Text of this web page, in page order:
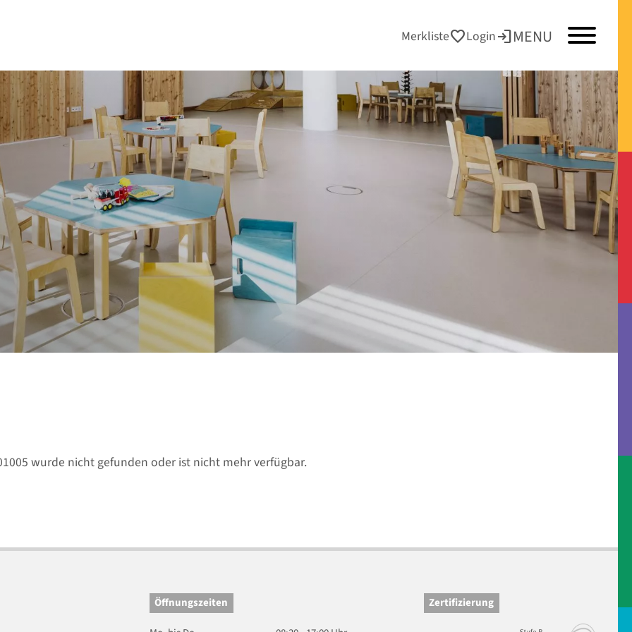
MerklistefavoriteLoginloginMENU
wurde nicht gefunden oder ist nicht mehr verfügbar.
Öffnungszeiten Zertifizierung